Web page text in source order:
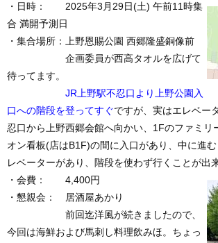
・日時： 2025年3月29日(土) 午前11時集
合 満開予測日
・集合場所：上野恩賜公園 西郷隆盛銅像前
企画委員が西高タオルを広げて
待ってます。
JR上野駅不忍口より上野公園入
口への階段を登ってすぐですが、実はエレベー
忍口から上野西郷会館へ向かい、1Fのファミリ
オン看板(店はB1F)の間に入口があり、中に進
レベーターがあり、階段を使わず行くことが出
・会費： 4,400円
・懇親会： 居酒屋あかり
前回迄洋風が続きましたので、
今回は海鮮および馬刺し料理飲みほ。ちょっ